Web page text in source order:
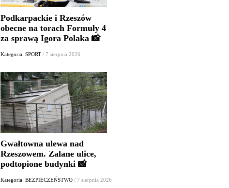
Podkarpackie i Rzeszów
obecne na torach Formuły 4
za sprawą Igora Polaka 📸
Kategoria: SPORT / 7 sierpnia 2026
Gwałtowna ulewa nad
Rzeszowem. Zalane ulice,
podtopione budynki 📸
Kategoria: BEZPIECZEŃSTWO / 7 sierpnia 2026